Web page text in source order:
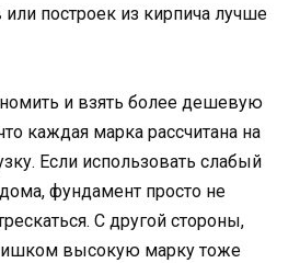
построек из кирпича лучше
и взять более дешевую
каждая марка рассчитана на
Если использовать слабый
фундамент просто не
С другой стороны,
высокую марку тоже